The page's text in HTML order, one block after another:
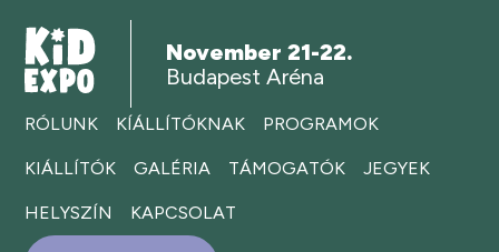
November 21-22.
Budapest Aréna
RÓLUNK KÍÁLLÍTÓKNAK PROGRAMOK
KIÁLLÍTÓK GALÉRIA TÁMOGATÓK JEGYEK
HELYSZÍN KAPCSOLAT